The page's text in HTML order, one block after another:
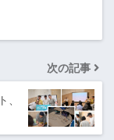
次の記事
、